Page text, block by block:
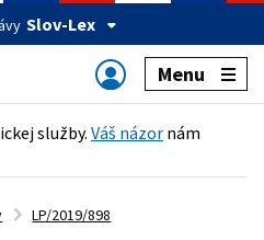
Slov-Lex
Menu
služby. Váš názor nám